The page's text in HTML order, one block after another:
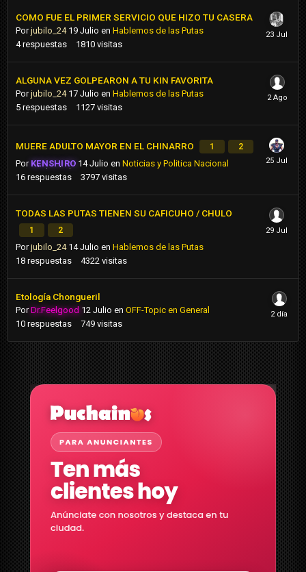
COMO FUE EL PRIMER SERVICIO QUE HIZO TU CASERA
Porjubilo_24 19 Julio en Hablemos de las Putas
4 respuestas 1810 visitas
ALGUNA VEZ GOLPEARON A TU KIN FAVORITA
Porjubilo_24 17 Julio en Hablemos de las Putas
5 respuestas 1127 visitas
MUERE ADULTO MAYOR EN EL CHINARRO 1 2
Por KENSHIRO 14 Julio enNoticias y Politica Nacional
16 respuestas 3797 visitas
TODAS LAS PUTAS TIENEN SU CAFICUHO / CHULO
1 2
Porjubilo_24 14 Julio en Hablemos de las Putas
18 respuestas 4322 visitas
Etología Chongueril
PorDr.Feelgood 12 Julio en OFF-Topic en General
10 respuestas 749 visitas